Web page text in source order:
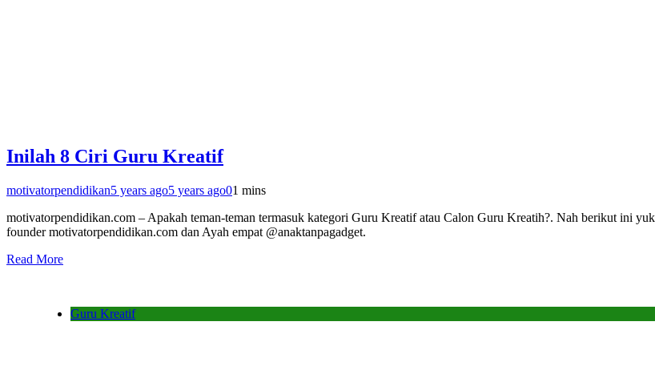
Inilah 8 Ciri Guru Kreatif
motivatorpendidikan5 years ago5 years ago01 mins
motivatorpendidikan.com – Apakah teman-teman termasuk kategori Guru Kreatif atau Calon Guru Kreatih?. Nah berikut ini
founder motivatorpendidikan.com dan Ayah empat @anaktanpagadget.
Read More
Guru Kreatif